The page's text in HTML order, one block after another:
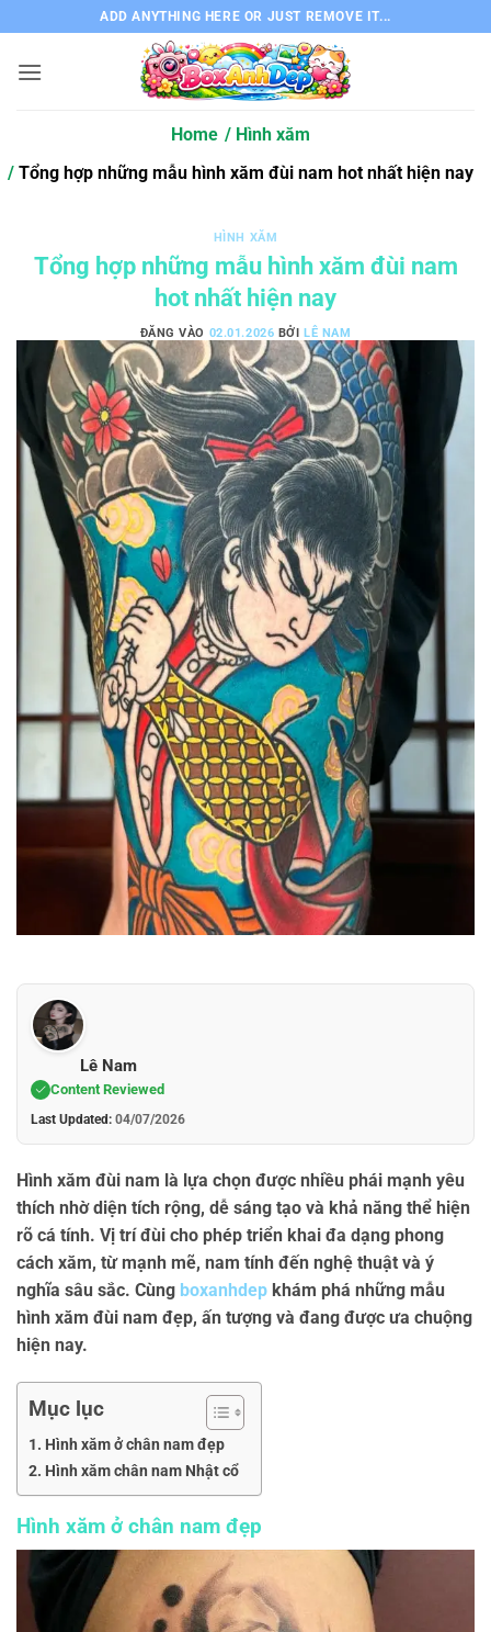
qua
nội
ADD ANYTHING HERE OR JUST REMOVE IT...
Home
Hình xăm
Tổng hợp những mẫu hình xăm đùi nam hot nhất hiện nay
HÌNH XĂM
Tổng hợp những mẫu hình xăm đùi nam
hot nhất hiện nay
ĐĂNG VÀO 02.01.2026 BỞILÊ NAM
Lê Nam
Content Reviewed
Last Updated: 04/07/2026
Hình xăm đùi nam là lựa chọn được nhiều phái mạnh yêu
thích nhờ diện tích rộng, dễ sáng tạo và khả năng thể hiện
rõ cá tính. Vị trí đùi cho phép triển khai đa dạng phong
cách xăm, từ mạnh mẽ, nam tính đến nghệ thuật và ý
nghĩa sâu sắc. Cùng boxanhdep khám phá những mẫu
hình xăm đùi nam đẹp, ấn tượng và đang được ưa chuộng
hiện nay.
Mục lục
Hình xăm ở chân nam đẹp
Hình xăm chân nam Nhật cổ
Hình xăm ở chân nam đẹp